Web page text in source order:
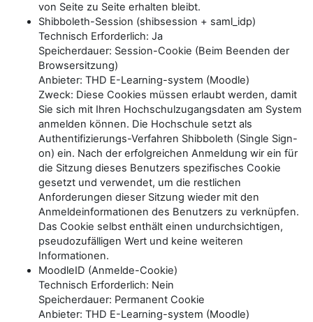
von Seite zu Seite erhalten bleibt.
Shibboleth-Session (shibsession + saml_idp)
Technisch Erforderlich: Ja
Speicherdauer: Session-Cookie (Beim Beenden der
Browsersitzung)
Anbieter: THD E-Learning-system (Moodle)
Zweck: Diese Cookies müssen erlaubt werden, damit
Sie sich mit Ihren Hochschulzugangsdaten am System
anmelden können. Die Hochschule setzt als
Authentifizierungs-Verfahren Shibboleth (Single Sign-
on) ein. Nach der erfolgreichen Anmeldung wir ein für
die Sitzung dieses Benutzers spezifisches Cookie
gesetzt und verwendet, um die restlichen
Anforderungen dieser Sitzung wieder mit den
Anmeldeinformationen des Benutzers zu verknüpfen.
Das Cookie selbst enthält einen undurchsichtigen,
pseudozufälligen Wert und keine weiteren
Informationen.
MoodleID (Anmelde-Cookie)
Technisch Erforderlich: Nein
Speicherdauer: Permanent Cookie
Anbieter: THD E-Learning-system (Moodle)